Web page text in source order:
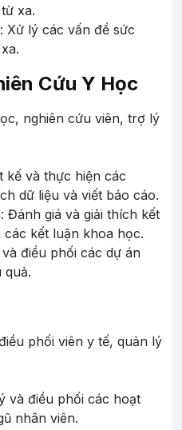
xa.
Xử lý các vấn đề sức
Cứu Y Học
nghiên cứu viên, trợ lý
kế và thực hiện các
dữ liệu và viết báo cáo.
Đánh giá và giải thích kết
kết luận khoa học.
điều phối các dự án
quả.
phối viên y tế, quản lý
và điều phối các hoạt
nhân viên.